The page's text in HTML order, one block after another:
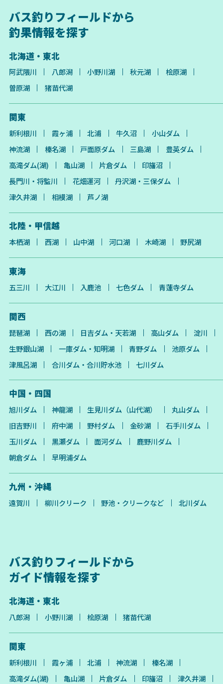
バス釣りフィールドから
釣果情報を探す
北海道・東北
阿武隈川 八郎潟 小野川湖 秋元湖
桧原湖
曽原湖
猪苗代湖
関東
新利根川 霞ヶ浦 北浦 牛久沼
小山ダム
神流湖
榛名湖 戸面原ダム 三島湖
豊英ダム
高滝ダム(湖)
亀山湖 片倉ダム
印旛沼
長門川・将監川
花畑運河
丹沢湖・三保ダム
津久井湖
相模湖 芦ノ湖
北陸・甲信越
本栖湖 西湖 山中湖 河口湖 木崎湖 野尻湖
東海
五三川 大江川 入鹿池 七色ダム 青蓮寺ダム
関西
琵琶湖 西の湖 日吉ダム・天若湖 高山ダム
淀川
生野銀山湖
一庫ダム・知明湖 青野ダム
池原ダム
津風呂湖
合川ダム・合川貯水池 七川ダム
中国・四国
旭川ダム 神龍湖 生見川ダム（山代湖）
丸山ダム
旧吉野川
府中湖 野村ダム 金砂湖
石手川ダム
玉川ダム
黒瀬ダム 面河ダム
鹿野川ダム
朝倉ダム
早明浦ダム
九州・沖縄
遠賀川 柳川クリーク 野池・クリークなど 北川ダム
バス釣りフィールドから
ガイド情報を探す
北海道・東北
八郎潟 小野川湖 桧原湖 猪苗代湖
関東
新利根川 霞ヶ浦 北浦 神流湖
榛名湖
高滝ダム(湖)
亀山湖 片倉ダム 印旛沼
津久井湖